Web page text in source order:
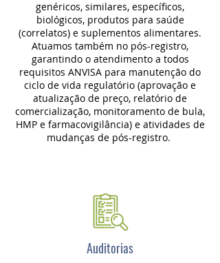
genéricos, similares, específicos,
biológicos, produtos para saúde
(correlatos) e suplementos alimentares.
Atuamos também no pós-registro,
garantindo o atendimento a todos
requisitos ANVISA para manutenção do
ciclo de vida regulatório (aprovação e
atualização de preço, relatório de
comercialização, monitoramento de bula,
HMP e farmacovigilância) e atividades de
mudanças de pós-registro.
Auditorias